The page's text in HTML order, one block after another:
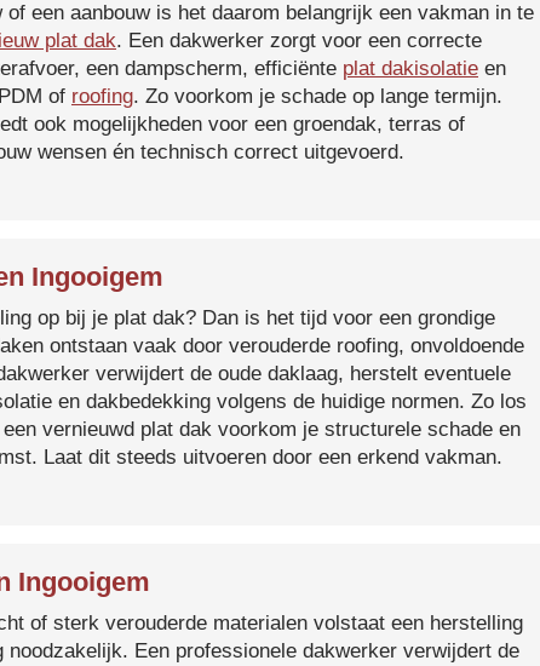
een aanbouw is het daarom belangrijk een vakman in te
plat dak. Een dakwerker zorgt voor een correcte
een dampscherm, efficiënte plat dakisolatie en
of roofing. Zo voorkom je schade op lange termijn.
ook mogelijkheden voor een groendak, terras of
wensen én technisch correct uitgevoerd.
Ingooigem
op bij je plat dak? Dan is het tijd voor een grondige
ontstaan vaak door verouderde roofing, onvoldoende
verwijdert de oude daklaag, herstelt eventuele
en dakbedekking volgens de huidige normen. Zo los
vernieuwd plat dak voorkom je structurele schade en
Laat dit steeds uitvoeren door een erkend vakman.
Ingooigem
of sterk verouderde materialen volstaat een herstelling
Een professionele dakwerker verwijdert de